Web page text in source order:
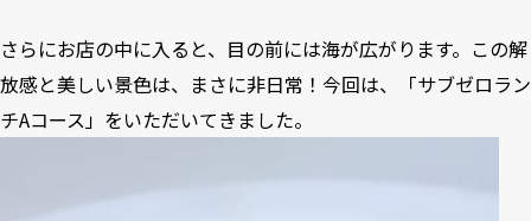
さらにお店の中に入ると、目の前には海が広がります。この解
放感と美しい景色は、まさに非日常！今回は、「サブゼロラン
チAコース」をいただいてきました。